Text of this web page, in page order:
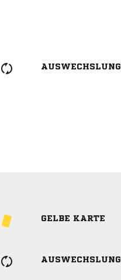
AUSWECHSLUNG
GELBE KARTE
AUSWECHSLUNG